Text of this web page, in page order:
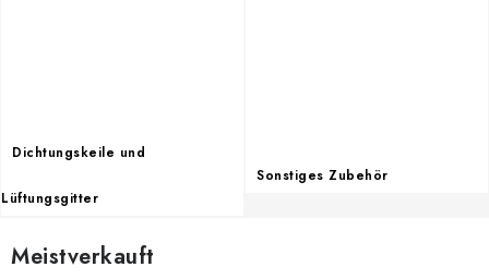
Dichtungskeile und
Lüftungsgitter
Sonstiges Zubehör
Meistverkauft